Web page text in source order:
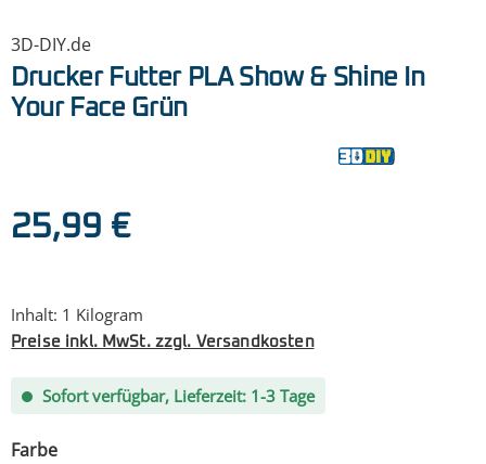
3D-DIY.de
Drucker Futter PLA Show & Shine In
Your Face Grün
Regulärer Preis:
25,99 €
Inhalt: 1 Kilogram
Preise inkl. MwSt. zzgl. Versandkosten
Sofort verfügbar, Lieferzeit: 1-3 Tage
Farbeauswählen